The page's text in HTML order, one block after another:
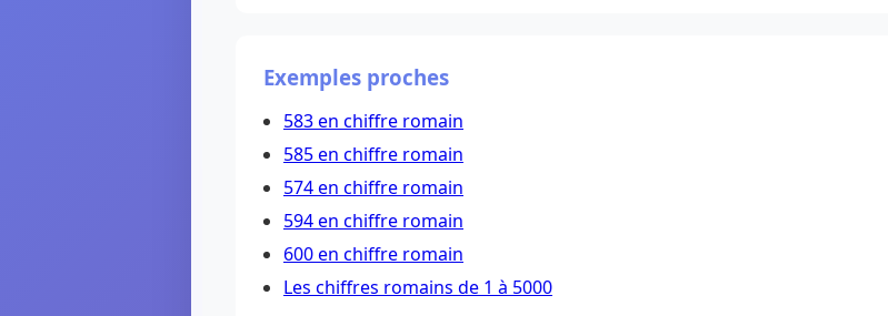
Exemples proches
583 en chiffre romain
585 en chiffre romain
574 en chiffre romain
594 en chiffre romain
600 en chiffre romain
Les chiffres romains de 1 à 5000